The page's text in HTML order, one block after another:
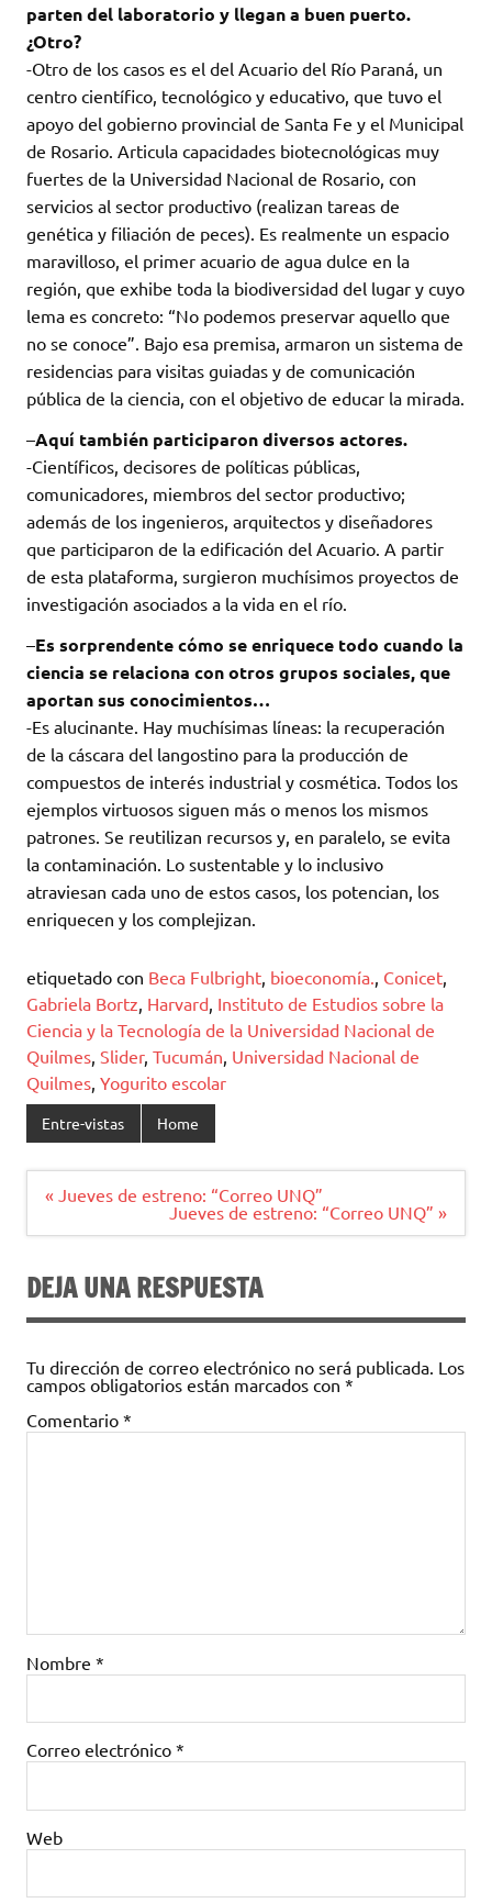
parten del laboratorio y llegan a buen puerto.
¿Otro?
-Otro de los casos es el del Acuario del Río Paraná, un
centro científico, tecnológico y educativo, que tuvo el
apoyo del gobierno provincial de Santa Fe y el Municipal
de Rosario. Articula capacidades biotecnológicas muy
fuertes de la Universidad Nacional de Rosario, con
servicios al sector productivo (realizan tareas de
genética y filiación de peces). Es realmente un espacio
maravilloso, el primer acuario de agua dulce en la
región, que exhibe toda la biodiversidad del lugar y cuyo
lema es concreto: “No podemos preservar aquello que
no se conoce”. Bajo esa premisa, armaron un sistema de
residencias para visitas guiadas y de comunicación
pública de la ciencia, con el objetivo de educar la mirada.
–Aquí también participaron diversos actores.
-Científicos, decisores de políticas públicas,
comunicadores, miembros del sector productivo;
además de los ingenieros, arquitectos y diseñadores
que participaron de la edificación del Acuario. A partir
de esta plataforma, surgieron muchísimos proyectos de
investigación asociados a la vida en el río.
–Es sorprendente cómo se enriquece todo cuando la
ciencia se relaciona con otros grupos sociales, que
aportan sus conocimientos…
-Es alucinante. Hay muchísimas líneas: la recuperación
de la cáscara del langostino para la producción de
compuestos de interés industrial y cosmética. Todos los
ejemplos virtuosos siguen más o menos los mismos
patrones. Se reutilizan recursos y, en paralelo, se evita
la contaminación. Lo sustentable y lo inclusivo
atraviesan cada uno de estos casos, los potencian, los
enriquecen y los complejizan.
etiquetado con Beca Fulbright bioeconomía. Conicet
Gabriela Bortz Harvard Instituto de Estudios sobre la
Ciencia y la Tecnología de la Universidad Nacional de
Quilmes Slider, Tucumán Universidad Nacional de
Quilmes Yogurito escolar
Entre-vistas Home
Navegación
« Jueves de estreno: “Correo UNQ”
Jueves de estreno: “Correo UNQ” »
DEJA UNA RESPUESTA
Tu dirección de correo electrónico no será publicada. Los
campos obligatorios están marcados con *
Comentario *
Nombre *
Correo electrónico *
Web